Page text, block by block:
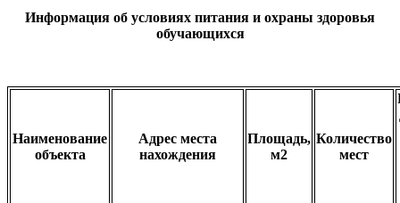
Информация об условиях питания и охраны здоровья
обучающихся
Наименование
объекта
Адрес места
нахождения
Площадь,
м2
Количество
мест